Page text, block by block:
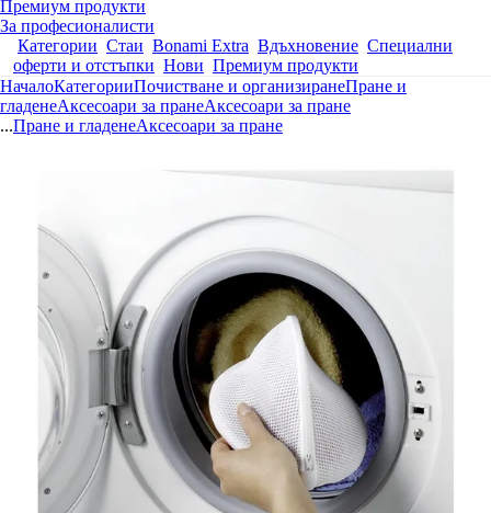
Премиум продукти
За професионалисти
Категории Стаи Bonami Extra Вдъхновение Специални
оферти и отстъпки Нови Премиум продукти
НачалоКатегорииПочистване и организиранеПране и
гладенеАксесоари за пранеАксесоари за пране
...Пране и гладенеАксесоари за пране